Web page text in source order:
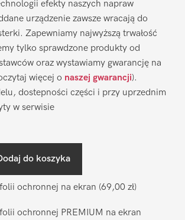
efekty naszych napraw
urządzenie zawsze wracają do
Zapewniamy najwyższą trwałość
tylko sprawdzone produkty od
oraz wystawiamy gwarancję na
więcej o naszej gwarancji).
dostepności części i przy uprzednim
w serwisie
do koszyka
ochronnej na ekran (69,00 zł)
ochronnej PREMIUM na ekran